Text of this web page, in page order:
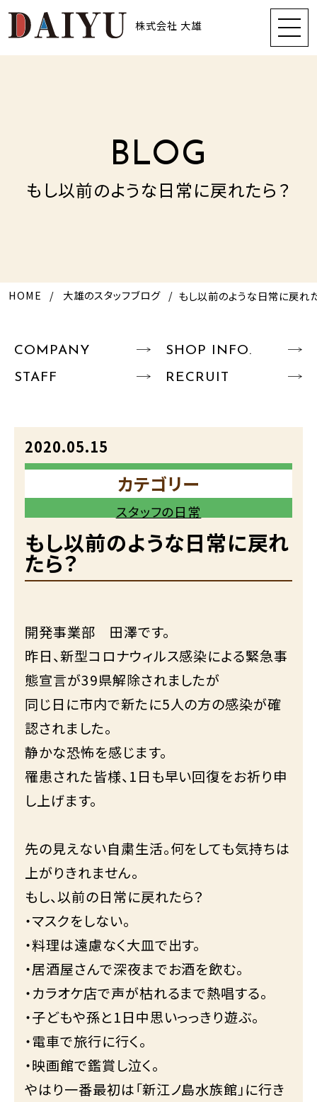
株式会社 大雄
BLOG
もし以前のような日常に戻れたら？
HOME 大雄のスタッフブログ もし以前のような日常に戻れ
COMPANY
SHOP INFO.
STAFF
RECRUIT
2020.05.15
カテゴリー
スタッフの日常
もし以前のような日常に戻れ
たら？
開発事業部 田澤です。
昨日、新型コロナウィルス感染による緊急事
態宣言が39県解除されましたが
同じ日に市内で新たに5人の方の感染が確
認されました。
静かな恐怖を感じます。
罹患された皆様、1日も早い回復をお祈り申
し上げます。
先の見えない自粛生活。何をしても気持ちは
上がりきれません。
もし、以前の日常に戻れたら？
・マスクをしない。
・料理は遠慮なく大皿で出す。
・居酒屋さんで深夜までお酒を飲む。
・カラオケ店で声が枯れるまで熱唱する。
・子どもや孫と1日中思いっっきり遊ぶ。
・電車で旅行に行く。
・映画館で鑑賞し泣く。
やはり一番最初は「新江ノ島水族館」に行き